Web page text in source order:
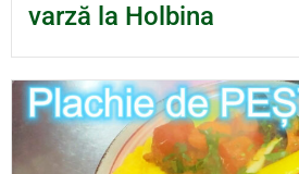
varză la Holbina